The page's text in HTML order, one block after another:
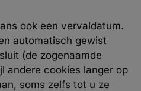
ook een vervaldatum.
automatisch gewist
(de zogenaamde
andere cookies langer op
soms zelfs tot u ze